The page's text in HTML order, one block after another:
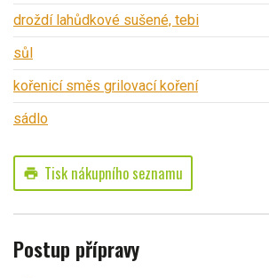
droždí lahůdkové sušené, tebi
sůl
kořenicí směs grilovací koření
sádlo
print Tisk nákupního seznamu
Postup přípravy